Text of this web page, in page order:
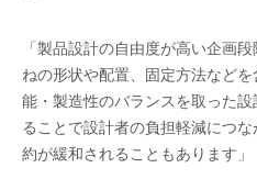
「製品設計の自由度が高い企画
ねの形状や配置、固定方法など
能・製造性のバランスを取った
ることで設計者の負担軽減につ
約が緩和されることもあります」